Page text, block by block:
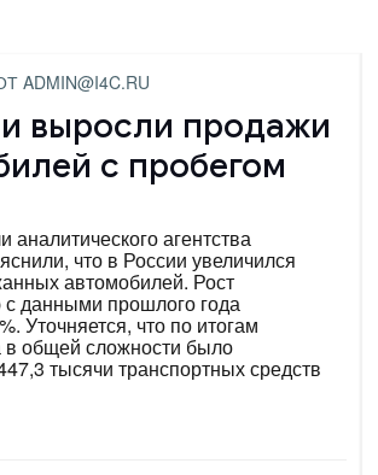
ADMIN@I4C.RU
выросли продажи
с пробегом
аналитического агентства
что в России увеличился
автомобилей. Рост
данными прошлого года
Уточняется, что по итогам
в общей сложности было
тысячи транспортных средств